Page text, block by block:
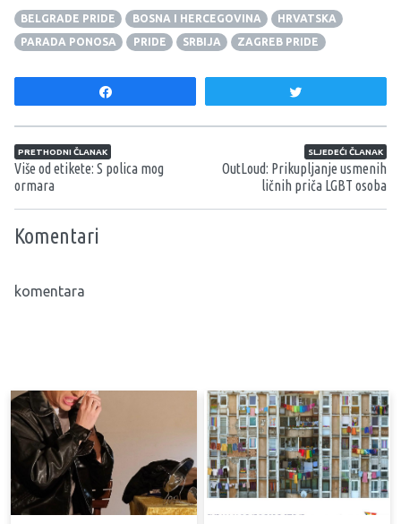
BELGRADE PRIDE BOSNA I HERCEGOVINA
HRVATSKA
PARADA PONOSA
PRIDE SRBIJA ZAGREB PRIDE
Navigacija članaka
PRETHODNI ČLANAK
Više od etikete: S polica mog
ormara
SLJEDEĆI ČLANAK
OutLoud: Prikupljanje usmenih
ličnih priča LGBT osoba
Komentari
komentara